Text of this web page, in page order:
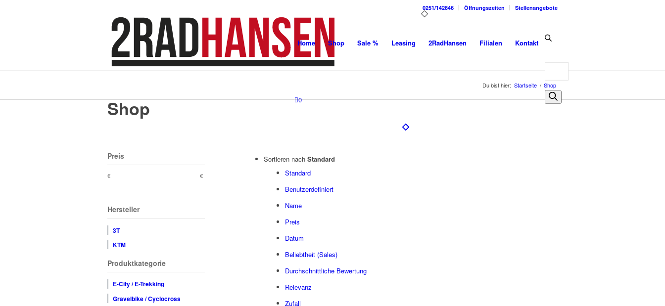
0251/142846 Öffnungszeiten Stellenangebote
Home Shop Sale % Leasing 2RadHansen Filialen Kontakt
Products
search
0
Du bist hier: Startseite / Shop
Shop
Sortieren nach Standard
Standard
Benutzerdefiniert
Name
Preis
Datum
Beliebtheit (Sales)
Durchschnittliche Bewertung
Relevanz
Zufall
Preis
€ €
Hersteller
3T
KTM
Produktkategorie
E-City / E-Trekking
Gravelbike / Cyclocross